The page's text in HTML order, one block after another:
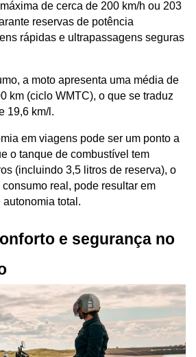
de cerca de 200 km/h ou 203
reservas de potência
rápidas e ultrapassagens seguras
a moto apresenta uma média de
km (ciclo WMTC), o que se traduz
19,6 km/l.
em viagens pode ser um ponto a
o tanque de combustível tem
(incluindo 3,5 litros de reserva), o
real, pode resultar em
total.
e segurança no